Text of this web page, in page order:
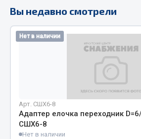
Пресс-масленки
Пробки
Пружины
Соединительные элементы
Вы недавно смотрели
Нет в наличии
Арт. СШХ6-8
Адаптер елочка переходник
СШХ6-8
Нет в наличии